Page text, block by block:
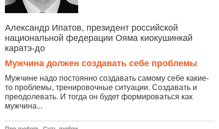
Александр Ипатов, президент российской
национальной федерации Ояма киокушинкай
каратэ-до
Мужчина должен создавать себе проблемы
Мужчине надо постоянно создавать самому себе какие-
то проблемы, тренировочные ситуации. Создавать и
преодолевать. И тогда он будет формироваться как
мужчина...